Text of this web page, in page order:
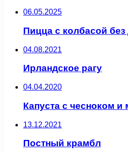
06.05.2025
Пицца с колбасой
04.08.2021
Ирландское рагу
04.04.2020
Капуста с чесноком
13.12.2021
Постный крамбл